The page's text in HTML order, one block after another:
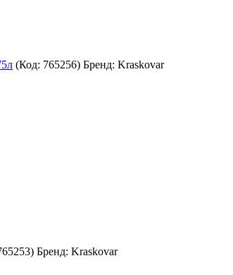
(Код: 765256) Бренд: Kraskovar
) Бренд: Kraskovar